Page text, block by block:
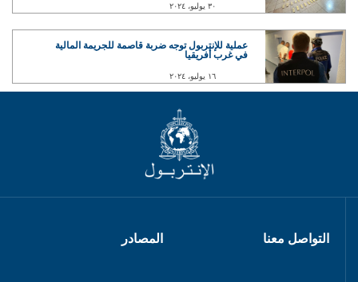
٣٠ يوليو، ٢٠٢٤
عملية للإنتربول توجه ضربة قاصمة للجريمة المالية
في غرب أفريقيا
١٦ يوليو، ٢٠٢٤
التواصل معنا المصادر